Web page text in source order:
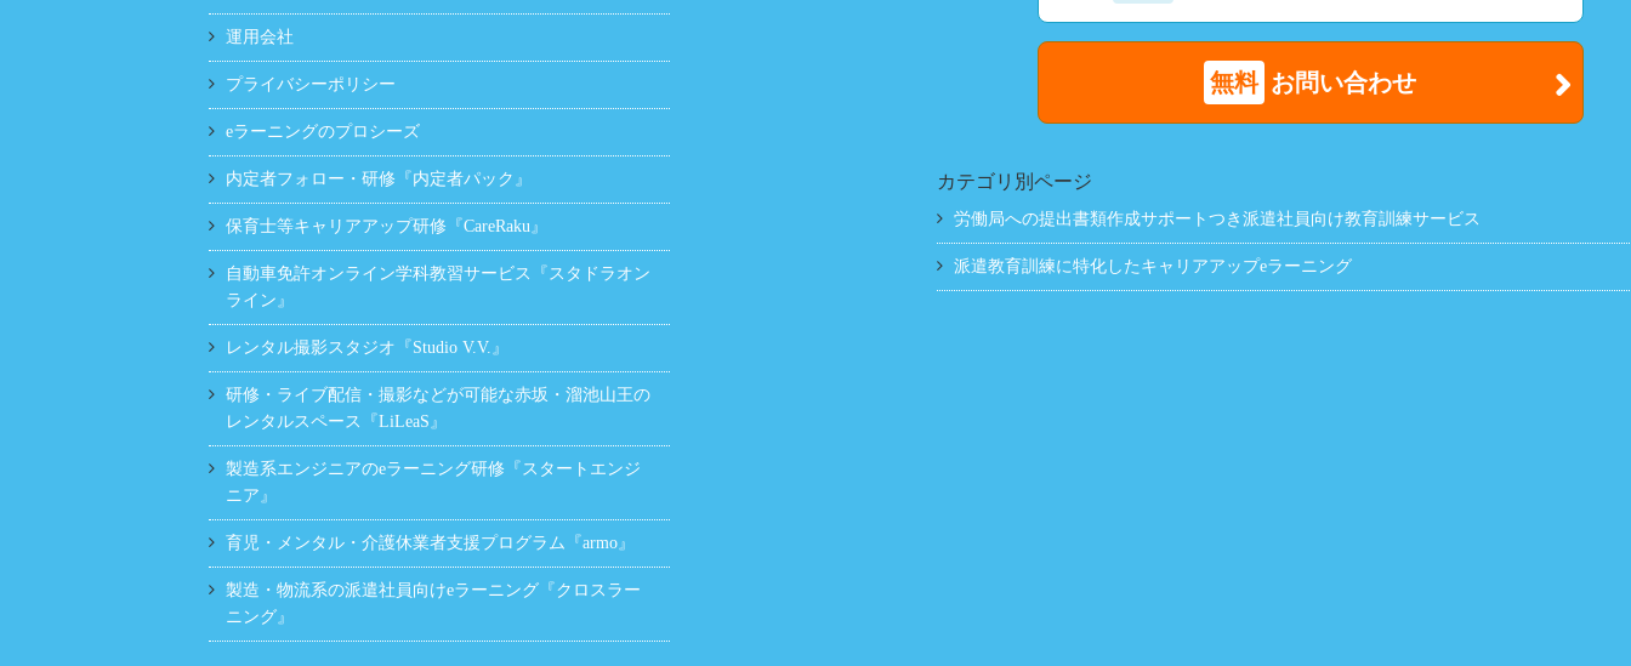
運用会社
プライバシーポリシー
eラーニングのプロシーズ
内定者フォロー・研修『内定者パック』
保育士等キャリアアップ研修『CareRaku』
自動車免許オンライン学科教習サービス『スタドラオン
ライン』
レンタル撮影スタジオ『Studio V.V.』
研修・ライブ配信・撮影などが可能な赤坂・溜池山王の
レンタルスペース『LiLeaS』
製造系エンジニアのeラーニング研修『スタートエンジ
ニア』
育児・メンタル・介護休業者支援プログラム『armo』
製造・物流系の派遣社員向けeラーニング『クロスラー
ニング』
無料 お問い合わせ
カテゴリ別ページ
労働局への提出書類作成サポートつき派遣社員向け教育訓練サービス
派遣教育訓練に特化したキャリアアップeラーニング